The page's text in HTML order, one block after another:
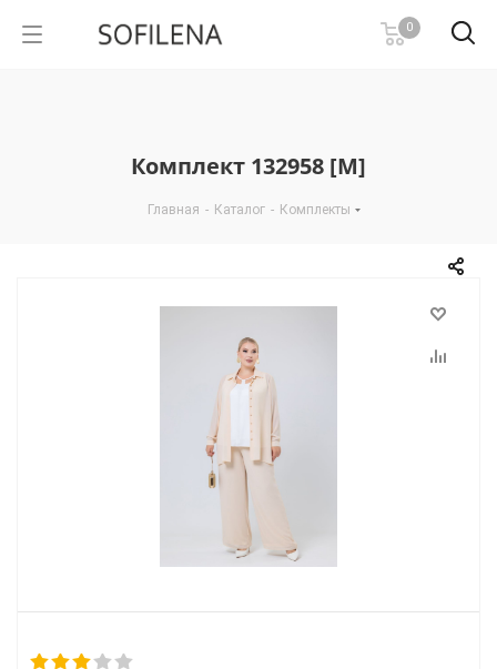
0
Комплект 132958 [М]
Главная - Каталог - Комплекты